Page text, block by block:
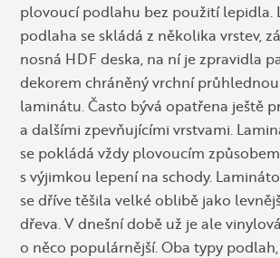
plovoucí podlahu bez použití lepidla.
podlaha se skládá z několika vrstev,
nosná HDF deska, na ní je zpravidla
dekorem chráněný vrchní
laminátu. Často bývá opatřena ještě
a dalšími zpevňujícími vrstvami.
se pokládá vždy plovoucím
s výjimkou lepení na schody.
se dříve těšila velké oblibě jako
dřeva. V dnešní době už je ale
o něco populárnější. Oba typy